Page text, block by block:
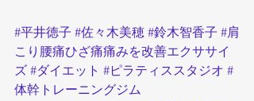
#平井徳子 #佐々木美穂 #鈴木智香子 #肩
こり腰痛ひざ痛痛みを改善エクササイ
ズ #ダイエット #ピラティススタジオ #
体幹トレーニングジム